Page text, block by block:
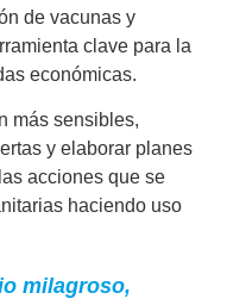
de vacunas y
clave para la
económicas.
más sensibles,
y elaborar planes
acciones que se
haciendo uso
milagroso,